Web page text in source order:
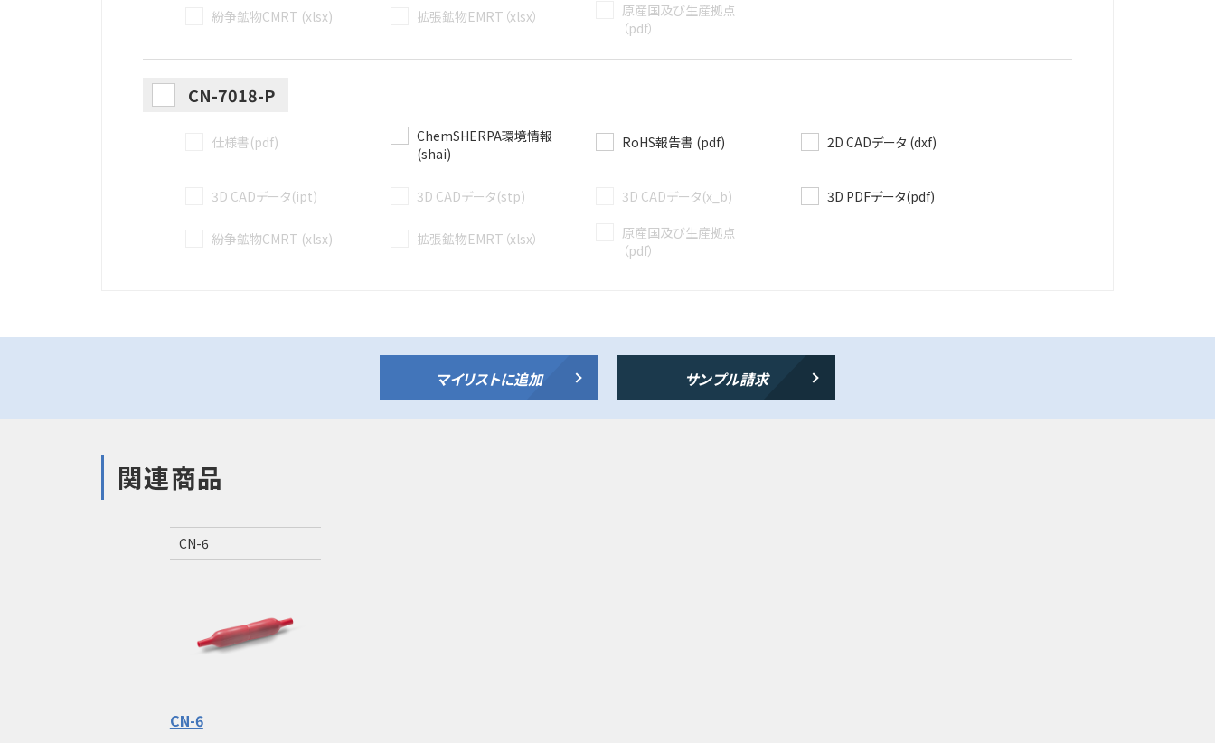
紛争鉱物CMRT (xlsx) 拡張鉱物EMRT（xlsx）
原産国及び生産拠点
（pdf）
CN-7018-P
仕様書(pdf)
ChemSHERPA環境情報
(shai)
RoHS報告書 (pdf) 2D CADデータ (dxf)
3D CADデータ(ipt) 3D CADデータ(stp) 3D CADデータ(x_b) 3D PDFデータ(pdf)
紛争鉱物CMRT (xlsx) 拡張鉱物EMRT（xlsx）
原産国及び生産拠点
（pdf）
マイリストに追加 サンプル請求
関連商品
CN-6
CN-6